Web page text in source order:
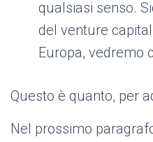
qualsiasi senso.
del venture
Europa, vedremo
Questo è quanto, per
Nel prossimo